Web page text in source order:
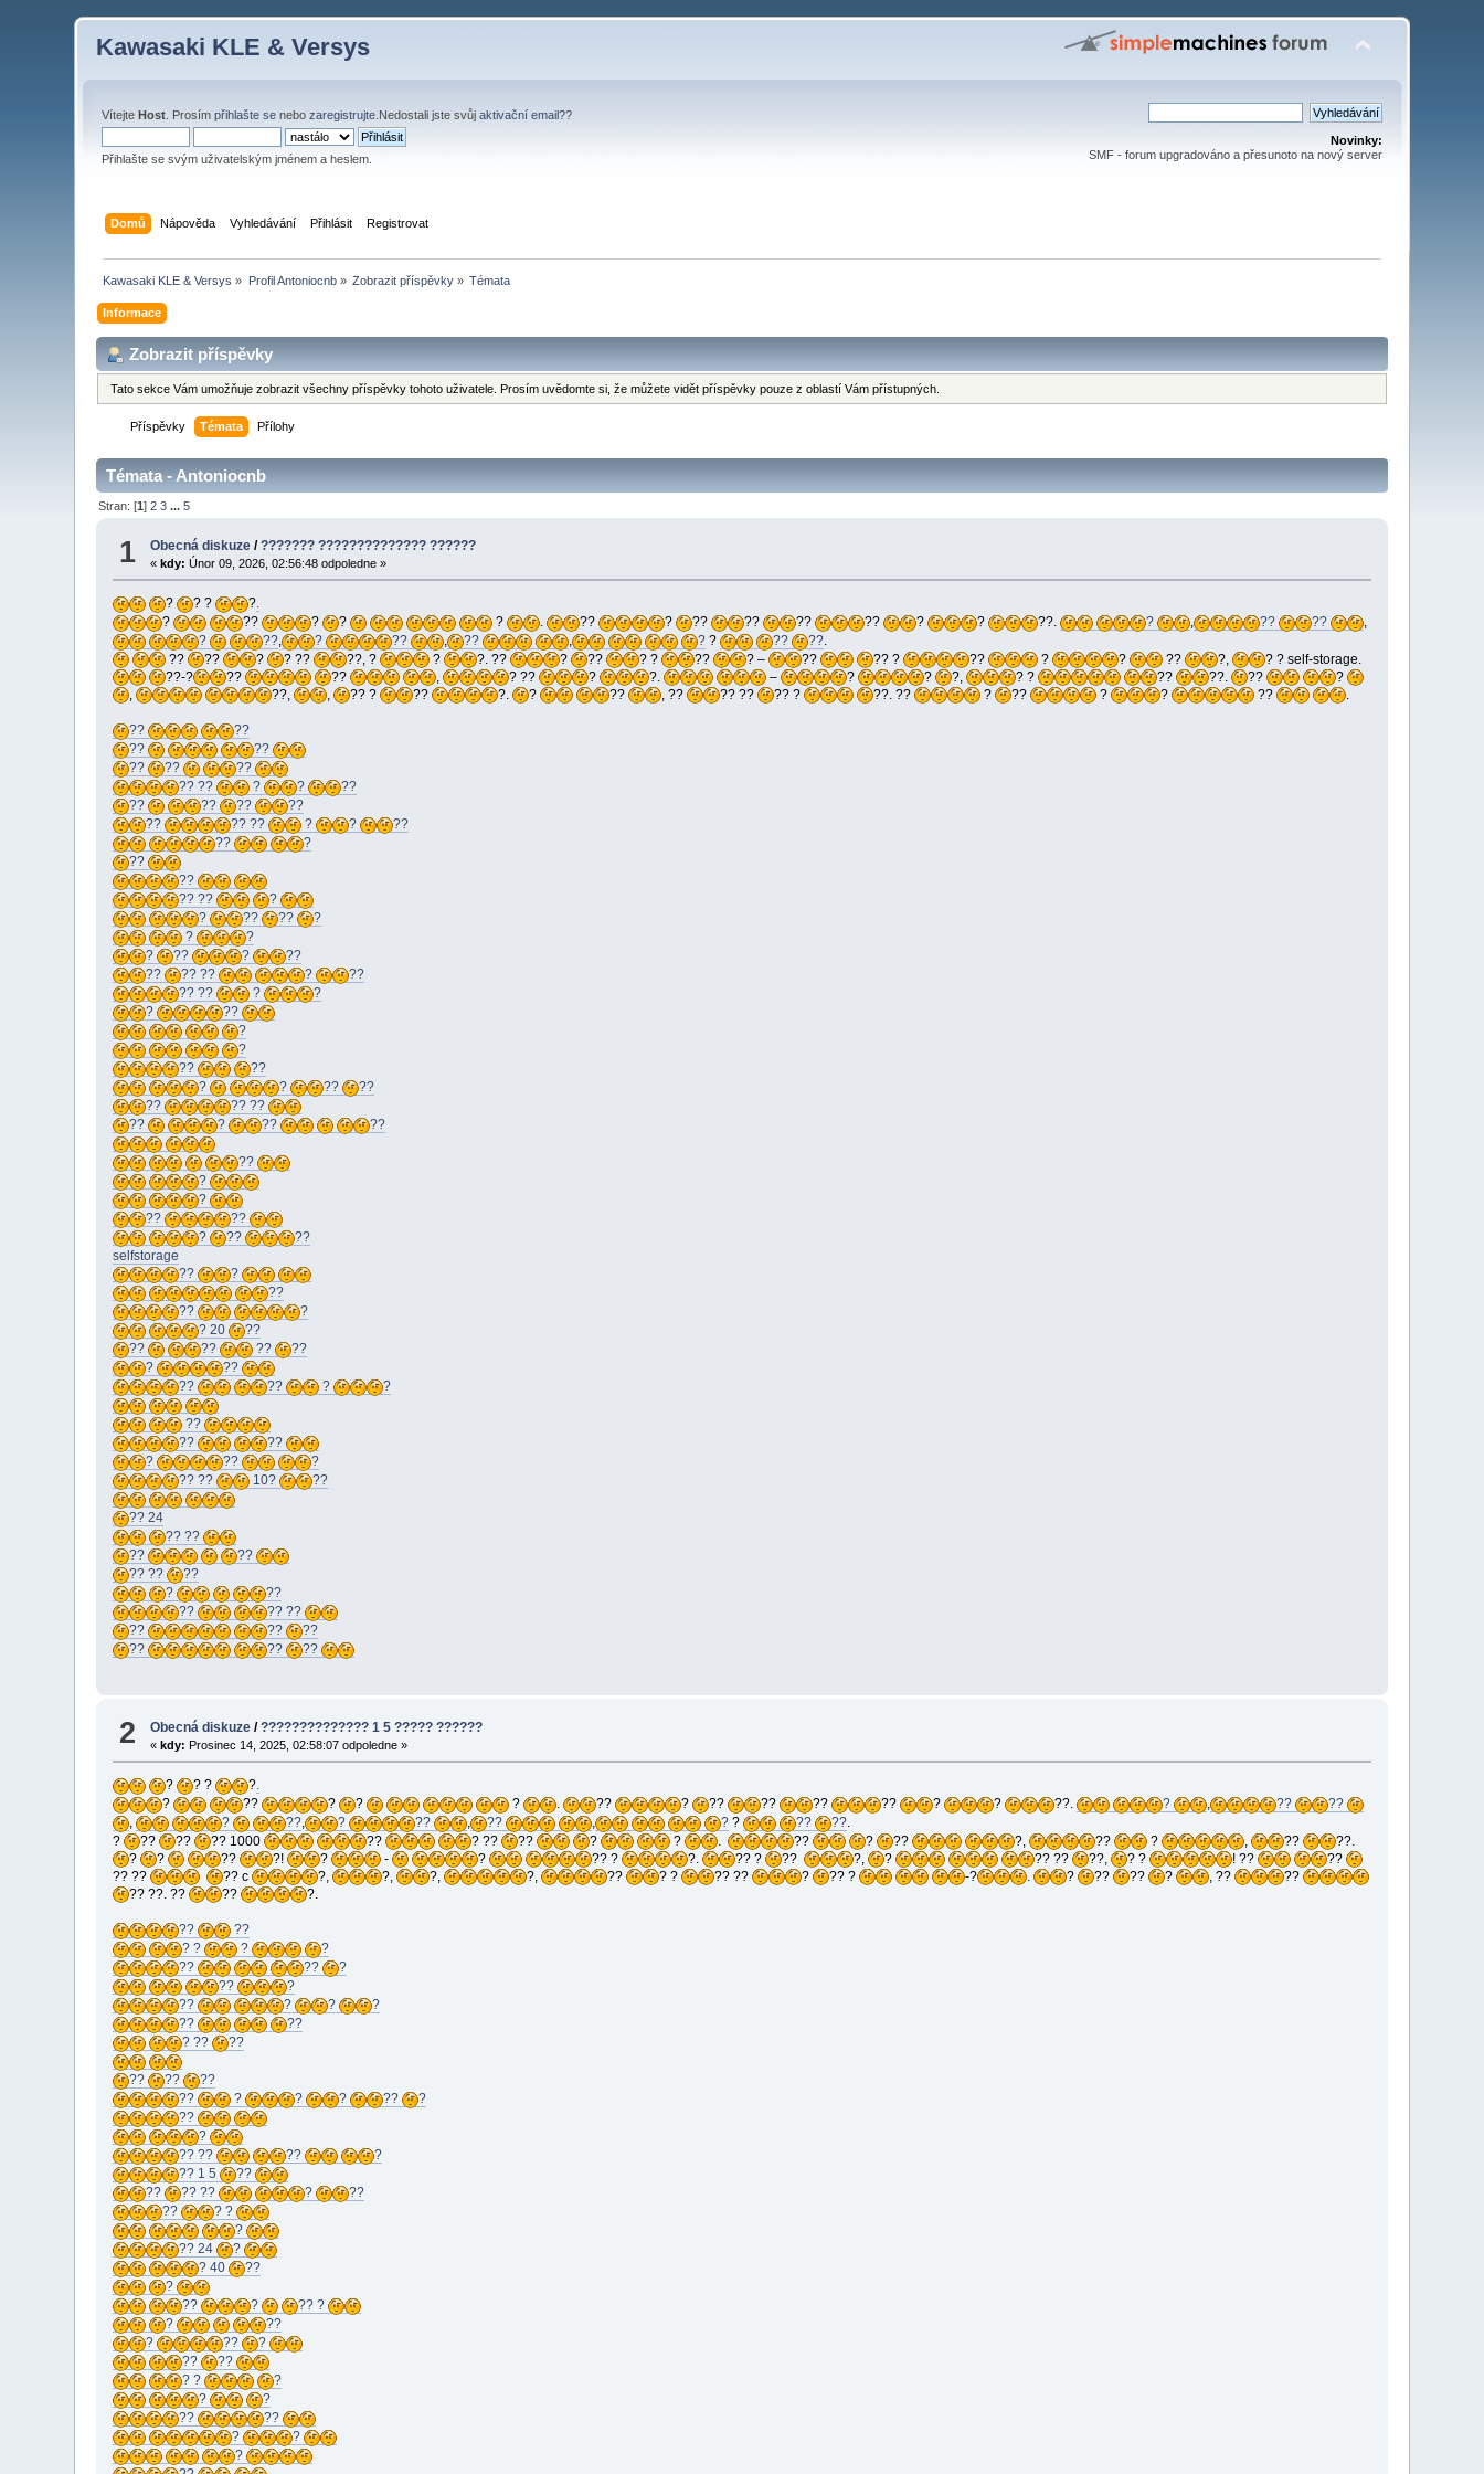
Kawasaki KLE & Versys
VítejteHost . Prosímpřihlašte se nebozaregistrujte .Nedostali jste svůjaktivační email??
Přihlašte se svým uživatelským jménem a heslem.
Novinky:
SMF - forum upgradováno a přesunoto na nový server
Domů Nápověda Vyhledávání Přihlásit Registrovat
Kawasaki KLE & Versys » Profil Antoniocnb» Zobrazit příspěvky » Témata
Informace
Zobrazit příspěvky
Tato sekce Vám umožňuje zobrazit všechny příspěvky tohoto uživatele. Prosím uvědomte si, že můžete vidět příspěvky pouze z oblastí Vám přístupných.
Příspěvky Témata Přílohy
Témata - Antoniocnb
Stran: [1]2 3 ...5
1 Obecná diskuze /??????? ?????????????? ??????
«kdy: Únor 09, 2026, 02:56:48 odpoledne »
? ? ? ?.
?
?? ? ? ? . ?? ? ?? ?? ?? ?? ? ? ??. ? , ?? ??
,
?
??, ? ?? , ?? , ? ? ?? ??.
??
?? ? ? ?? ??, ? ? ?. ?? ? ?? ? ? ?? ? – ?? ?? ? ?? ? ? ?? ?,
? ? self-storage.
??-?
?? ?? , ? ?? ? ?. – ? ? ?, ? ? ?? ??. ??
?
,
??, , ?? ? ?? ?. ? ?? , ?? ?? ?? ?? ? ??. ?? ? ?? ? ? ?? .
??
??
??
??
??
??
??
?? ??
? ?
??
??
?? ??
??
??
?? ?? ? ?
??
??
?
??
??
?? ??
?
?
?? ??
?
?
?
?
?? ?
??
??
?? ?? ?
??
?? ??
?
?
?
??
?
?
??
??
?
? ??
??
??
?? ??
??
? ?? ??
??
?
?
??
??
?
??
??
selfstorage
??
?
??
??
?
? 20
??
??
?? ??
??
?
??
??
?? ? ?
??
??
??
?
??
?
?? ??
10? ??
?? 24
?? ??
??
??
?? ??
??
?
??
??
?? ??
??
??
??
??
?? ??
2 Obecná diskuze /?????????????? 1 5 ????? ??????
«kdy: Prosinec 14, 2025, 02:58:07 odpoledne »
? ? ? ?
?
?? ? ? ? . ?? ? ?? ?? ?? ?? ? ? ??. ? , ??
??
,
? ?? , ? ?? , ?? , ? ? ?? ??
?
?? ?? ?? 1000 ?? ? ?? ?? ? ? . ?? ? ?? ?, ?? ? , ??
??.
?
? ?? ?! ? - ? ?? ? ?. ?? ? ?? ?, ? ?? ?? ??, ? ? ! ??
??
?? ??
?? c ?, ?, ?, ?, ?? ? ? ?? ?? ? ?? ? -? . ? ?? ?? ? , ??
??
?? ??. ??
?? ?.
??
??
? ?
?
?
??
??
?
??
?
??
? ?
?
??
??
? ??
??
?? ??
??
??
? ? ? ??
?
??
?
?? ??
??
?
?? 1 5
??
??
?? ?? ?
??
??
? ?
?
?? 24
?
? 40
??
?
??
?
?? ?
?
??
?
??
?
??
??
? ?
?
?
?
??
??
?
?
?